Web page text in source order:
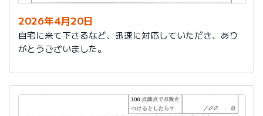
2026年4月20日
自宅に来て下さるなど、迅速に対応していただき、あり
がとうございました。